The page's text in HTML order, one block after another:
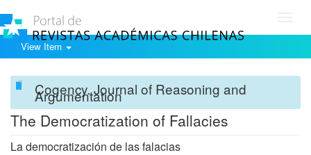
View Item
Cogency. Journal of Reasoning and
Argumentation
The Democratization of Fallacies
La democratización de las falacias